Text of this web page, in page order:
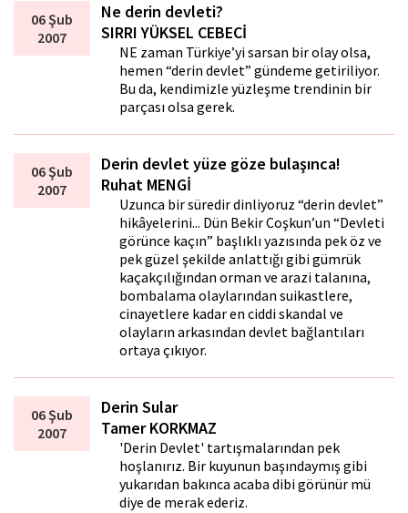
06 Şub
2007
Ne derin devleti?
SIRRI YÜKSEL CEBECİ
NE zaman Türkiye’yi sarsan bir olay olsa,
hemen “derin devlet” gündeme getiriliyor.
Bu da, kendimizle yüzleşme trendinin bir
parçası olsa gerek.
06 Şub
2007
Derin devlet yüze göze bulaşınca!
Ruhat MENGİ
Uzunca bir süredir dinliyoruz “derin devlet”
hikâyelerini... Dün Bekir Coşkun’un “Devleti
görünce kaçın” başlıklı yazısında pek öz ve
pek güzel şekilde anlattığı gibi gümrük
kaçakçılığından orman ve arazi talanına,
bombalama olaylarından suikastlere,
cinayetlere kadar en ciddi skandal ve
olayların arkasından devlet bağlantıları
ortaya çıkıyor.
06 Şub
2007
Derin Sular
Tamer KORKMAZ
'Derin Devlet' tartışmalarından pek
hoşlanırız. Bir kuyunun başındaymış gibi
yukarıdan bakınca acaba dibi görünür mü
diye de merak ederiz.